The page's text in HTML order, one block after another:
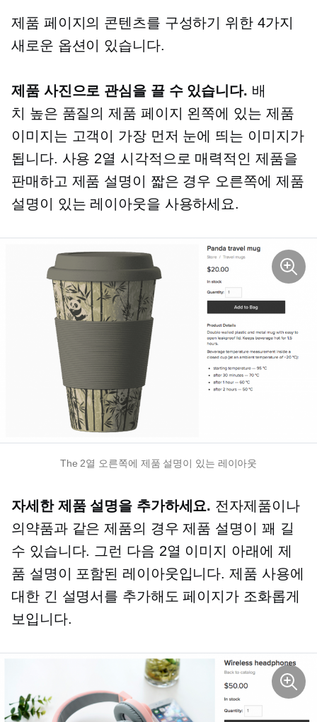
제품 페이지의 콘텐츠를 구성하기 위한 4가지
새로운 옵션이 있습니다.
제품 사진으로 관심을 끌 수 있습니다. 배
치 높은 품질의 제품 페이지 왼쪽에 있는 제품
이미지는 고객이 가장 먼저 눈에 띄는 이미지가
됩니다. 사용 2열 시각적으로 매력적인 제품을
판매하고 제품 설명이 짧은 경우 오른쪽에 제품
설명이 있는 레이아웃을 사용하세요.
The2열 오른쪽에 제품 설명이 있는 레이아웃
자세한 제품 설명을 추가하세요. 전자제품이나
의약품과 같은 제품의 경우 제품 설명이 꽤 길
수 있습니다. 그런 다음 2열 이미지 아래에 제
품 설명이 포함된 레이아웃입니다. 제품 사용에
대한 긴 설명서를 추가해도 페이지가 조화롭게
보입니다.